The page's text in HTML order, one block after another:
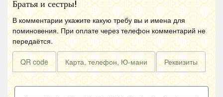
Братья и сестры!
В комментарии укажите какую требу вы и имена для
поминовения. При оплате через телефон комментарий не
передаётся.
QR code Карта, телефон, Ю-мани Реквизиты